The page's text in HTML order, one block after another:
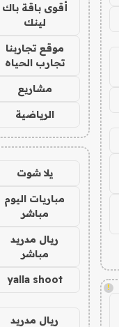
!
أقوى باقة باك
لينك
موقع تجاربنا
تجارب الحياه
مشاريع
الرياضية
يلا شوت
مباريات اليوم
مباشر
ريال مدريد
مباشر
yalla shoot
ريال مدريد